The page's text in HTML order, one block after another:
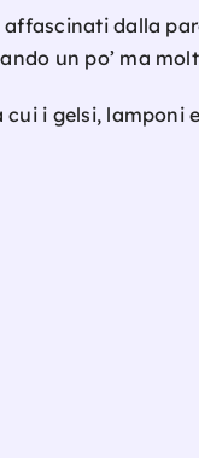
dalla
un po’ ma
i gelsi, lamponi